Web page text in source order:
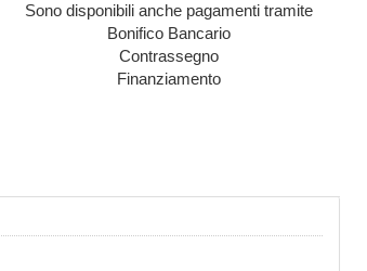
Sono disponibili anche pagamenti tramite
Bonifico Bancario
Contrassegno
Finanziamento